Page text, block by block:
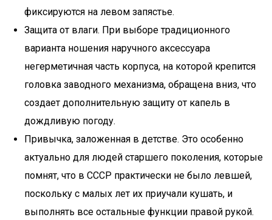
фиксируются на левом запястье.
Защита от влаги. При выборе традиционного
варианта ношения наручного аксессуара
негерметичная часть корпуса, на которой крепится
головка заводного механизма, обращена вниз, что
создает дополнительную защиту от капель в
дождливую погоду.
Привычка, заложенная в детстве. Это особенно
актуально для людей старшего поколения, которые
помнят, что в СССР практически не было левшей,
поскольку с малых лет их приучали кушать, и
выполнять все остальные функции правой рукой.